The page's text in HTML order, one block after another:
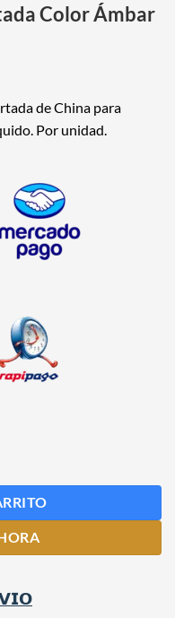
Color Ámbar
de China para
Por unidad.